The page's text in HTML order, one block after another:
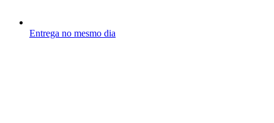
Entrega no mesmo dia